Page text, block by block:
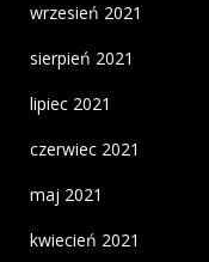
wrzesień 2021
sierpień 2021
lipiec 2021
czerwiec 2021
maj 2021
kwiecień 2021